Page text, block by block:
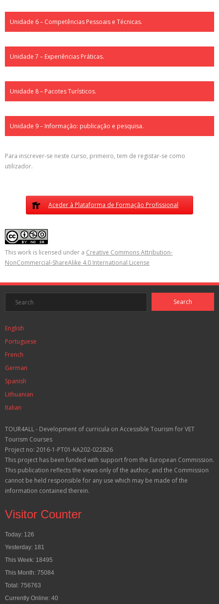
Unidade 6 – Competências Pessoais e Técnicas.
Unidade 7 – Experiências Práticas.
Unidade 8 – Pacotes Turísticos.
Unidade 9 – Informação: publicação e pesquisa.
Para inscrever-se neste curso, primeiro, tem de registar-se como
utilizador.
Aceder à Plataforma de Formação Profissional
This work is licensed under a Creative Commons Attribution-
NonCommercial-ShareAlike 4.0 International License
English
Portuguese
French
German
Spanish
Lithuanian
Italian
TOUR4ALL - Development of curricula on Accessible Tourism for VET
Tourism Courses
Project no: 2016-1-PT01-KA202-022826
This project has been funded with support from the European Commission.
This publication reflects the views only of the author, and the Commission
cannot be held responsible for any use which may be made of the
information contained therein.
Visitor Counter
Today: 126
Yesterday: 181
This Week: 18495
This Month: 75084
Total: 756763
Currently Online: 40